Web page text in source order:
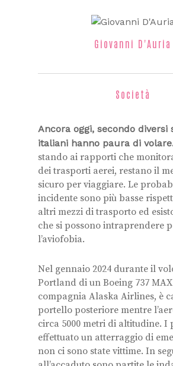
Giovanni D'Auria
Società
Ancora oggi, secondo diversi
italiani hanno paura di
stando ai rapporti che
dei trasporti aerei, restano il
sicuro per viaggiare. Le
incidente sono più basse
altri mezzi di trasporto ed
che si possono intraprendere
l’aviofobia.
Nel gennaio 2024 durante il
Portland di un Boeing 737
compagnia Alaska Airlines, è
portello posteriore mentre
circa 5000 metri di altitudine. I
effettuato un atterraggio di
non ci sono state vittime. In